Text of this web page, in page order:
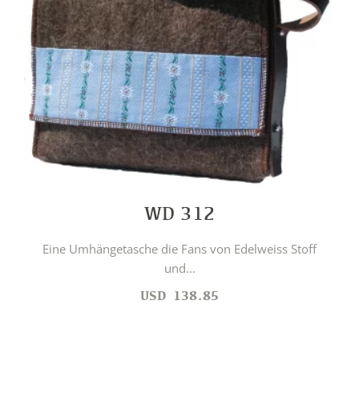
WD 312
Eine Umhängetasche die Fans von Edelweiss Stoff
und...
USD 138.85